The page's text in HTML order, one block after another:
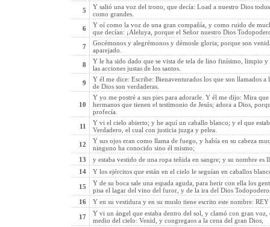
5
Y salió una voz del trono, que decía: Load a nuestro Dios
como grandes.
6
Y oí como la voz de una gran compañía, y como ruido de
que decían: ¡Aleluya, porque el Señor nuestro Dios
7
Gocémonos y alegrémonos y démosle gloria; porque son
aparejado.
8
Y le ha sido dado que se vista de tela de lino finísimo, limpio
las acciones justas de los santos.
9
Y él me dice: Escribe: Bienaventurados los que son llamados
de Dios son verdaderas.
10
Y yo me postré a sus pies para adorarle. Y él me dijo: Mira
hermanos que tienen el testimonio de Jesús; adora a Dios,
profecía.
11
Y vi el cielo abierto; y he aquí un caballo blanco; y el que
Verdadero, el cual con justicia juzga y pelea.
12
Y sus ojos eran como llama de fuego, y había en su cabeza
ninguno ha conocido sino él mismo;
13
y estaba vestido de una ropa teñida en sangre; y su nombre
14
Y los ejércitos que están en el cielo le seguían en caballos
15
Y de su boca sale una espada aguda, para herir con ella los
pisa el lagar del vino del furor, y de la ira del Dios
16
Y en su vestidura y en su muslo tiene escrito este nombre:
17
Y vi un ángel que estaba dentro del sol, y clamó con gran voz,
medio del cielo: Venid, y congregaos a la cena del gran Dios,